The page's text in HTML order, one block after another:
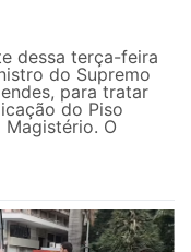
dessa terça-feira
do Supremo
para tratar
do Piso
Magistério. O